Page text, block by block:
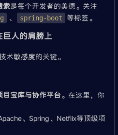
索是每个开发者的美德。关注
、 spring-boot 等标签。
人的肩膀上
术敏感度的关键。
目宝库与协作平台 。在这里，你
、Spring、Netflix等顶级项